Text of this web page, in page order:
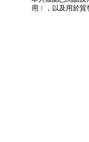
用﹞，以及用於貿